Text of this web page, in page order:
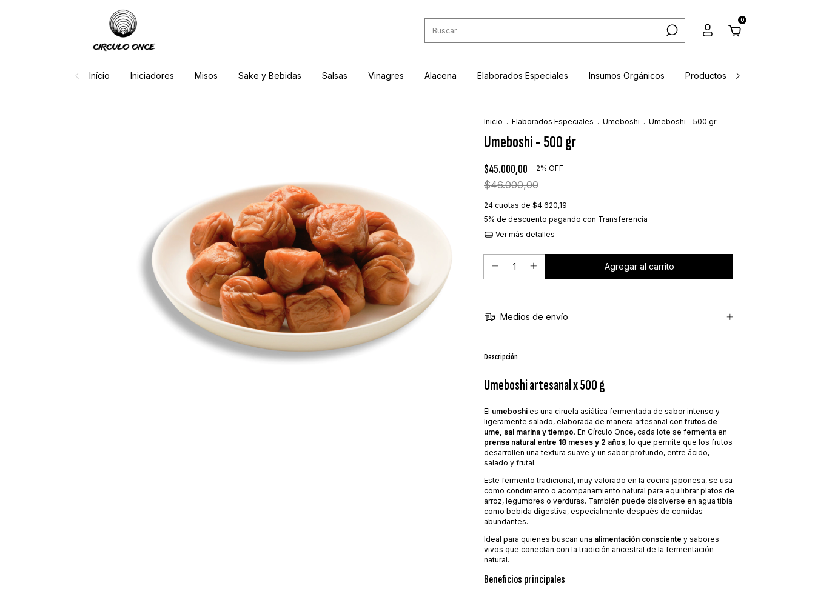
0
Início Iniciadores Misos Sake y Bebidas Salsas Vinagres Alacena Elaborados Especiales Insumos Orgánicos Productos Frescos
Inicio . Elaborados Especiales . Umeboshi . Umeboshi - 500 gr
Umeboshi - 500 gr
$45.000,00 -2% OFF
$46.000,00
24 cuotas de $4.620,19
5% de descuento pagando con Transferencia
Ver más detalles
Medios de envío
Descripción
Umeboshi artesanal x 500 g
El umeboshi es una ciruela asiática fermentada de sabor intenso y
ligeramente salado, elaborada de manera artesanal confrutos de
ume, sal marina y tiempo. En Círculo Once, cada lote se fermenta en
prensa natural entre 18 meses y 2 años, lo que permite que los frutos
desarrollen una textura suave y un sabor profundo, entre ácido,
salado y frutal.
Este fermento tradicional, muy valorado en la cocina japonesa, se usa
como condimento o acompañamiento natural para equilibrar platos de
arroz, legumbres o verduras. También puede disolverse en agua tibia
como bebida digestiva, especialmente después de comidas
abundantes.
Ideal para quienes buscan una alimentación consciente y sabores
vivos que conectan con la tradición ancestral de la fermentación
natural.
Beneficios principales